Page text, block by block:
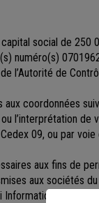
capital social de 250
numéro(s)
l’Autorité de
coordonnées
l’interprétation
09, ou par
aux fins de
aux sociétés du
et